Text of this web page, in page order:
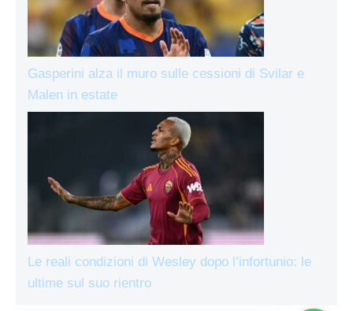
Gasperini alza il muro sulle cessioni di Svilar e
Malen in estate
Le reali condizioni di Wesley dopo l’infortunio: le
ultime sul suo rientro